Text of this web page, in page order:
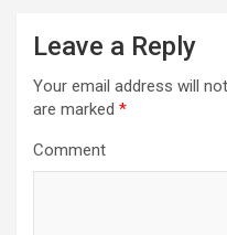
Leave a Reply
Your email address will
are marked *
Comment